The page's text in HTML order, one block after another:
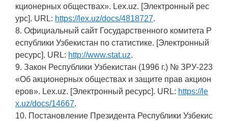
кционерных обществах». Lex.uz. [Электронный рес
урс]. URL: https://lex.uz/docs/4818727.
8. Официальный сайт Государственного комитета Р
еспублики Узбекистан по статистике. [Электронный
ресурс]. URL: http://www.stat.uz.
9. Закон Республики Узбекистан (1996 г.) № ЗРУ-223
«Об акционерных обществах и защите прав акцион
еров». Lex.uz. [Электронный ресурс]. URL: https://le
x.uz/docs/14667.
10. Постановление Президента Республики Узбекис